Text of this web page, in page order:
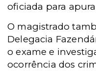
oficiada para
O magistrado
Delegacia
o exame e
ocorrência dos